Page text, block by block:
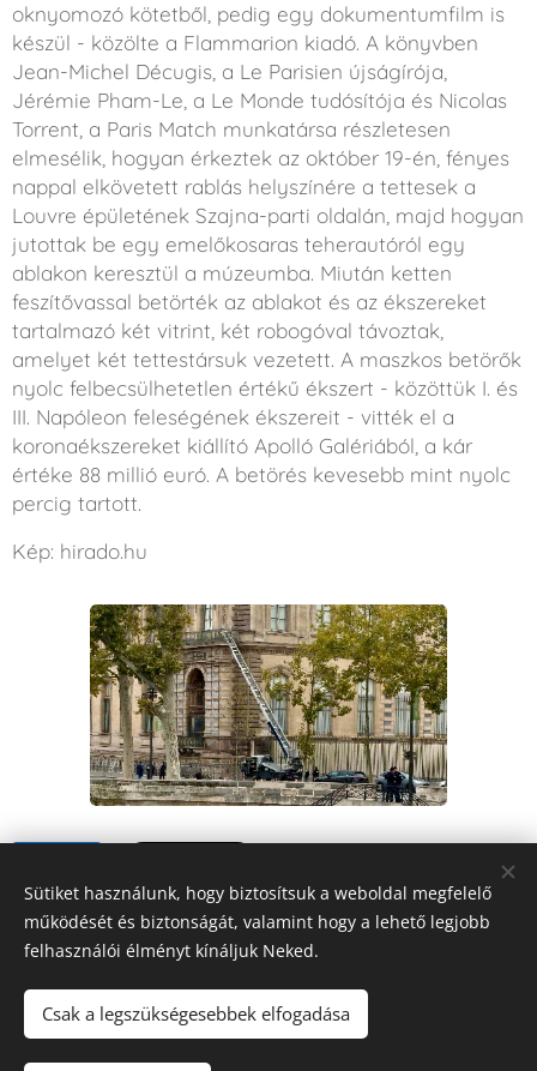
oknyomozó kötetből, pedig egy dokumentumfilm is
készül - közölte a Flammarion kiadó. A könyvben
Jean-Michel Décugis, a Le Parisien újságírója,
Jérémie Pham-Le, a Le Monde tudósítója és Nicolas
Torrent, a Paris Match munkatársa részletesen
elmesélik, hogyan érkeztek az október 19-én, fényes
nappal elkövetett rablás helyszínére a tettesek a
Louvre épületének Szajna-parti oldalán, majd hogyan
jutottak be egy emelőkosaras teherautóról egy
ablakon keresztül a múzeumba. Miután ketten
feszítővassal betörték az ablakot és az ékszereket
tartalmazó két vitrint, két robogóval távoztak,
amelyet két tettestársuk vezetett. A maszkos betörők
nyolc felbecsülhetetlen értékű ékszert - közöttük I. és
III. Napóleon feleségének ékszereit - vitték el a
koronaékszereket kiállító Apolló Galériából, a kár
értéke 88 millió euró. A betörés kevesebb mint nyolc
percig tartott.
Kép: hirado.hu
FORRÁSRÁDIÓ
Sütiket használunk, hogy biztosítsuk a weboldal megfelelő
működését és biztonságát, valamint hogy a lehető legjobb
felhasználói élményt kínáljuk Neked.
Csak a legszükségesebbek elfogadása